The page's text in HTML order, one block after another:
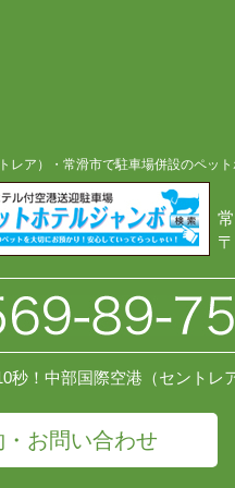
レア）・常滑市で駐車場併設のペッ
秒！中部国際空港（セントレ
・お問い合わせ